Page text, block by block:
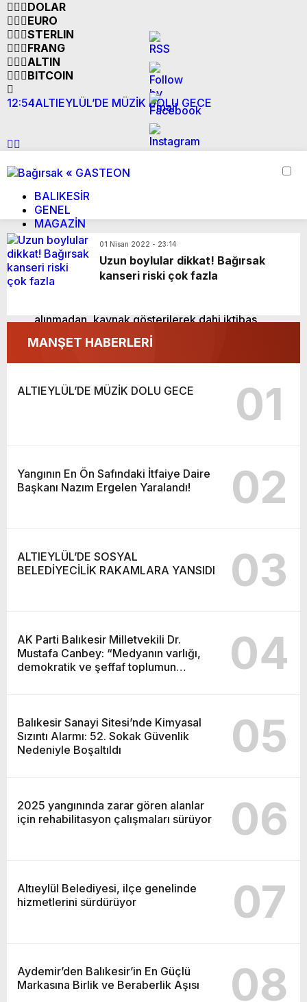
DOLAR
EURO
STERLIN
FRANG
ALTIN
BITCOIN
12:54ALTIEYLÜL’DE MÜZİK DOLU GECE
BALIKESİR
GENEL
MAGAZİN
YAŞAM
SİYASET
EKONOMİ
GİRİŞ YAP
ÜYE OL
alınmadan, kaynak gösterilerek dahi iktibas
edilemez. Kanuna aykırı ve izinsiz olarak
kopyalanamaz, başka yerde yayınlanamaz.
01 Nisan 2022 - 23:14
Uzun boylular dikkat! Bağırsak
kanseri riski çok fazla
MANŞET HABERLERİ
ALTIEYLÜL’DE MÜZİK DOLU GECE 01
Yangının En Ön Safındaki İtfaiye Daire
Başkanı Nazım Ergelen Yaralandı!
02
ALTIEYLÜL’DE SOSYAL
BELEDİYECİLİK RAKAMLARA YANSIDI
03
AK Parti Balıkesir Milletvekili Dr.
Mustafa Canbey: “Medyanın varlığı,
demokratik ve şeffaf toplumun
04
Balıkesir Sanayi Sitesi’nde Kimyasal
Sızıntı Alarmı: 52. Sokak Güvenlik
Nedeniyle Boşaltıldı
05
2025 yangınında zarar gören alanlar
için rehabilitasyon çalışmaları sürüyor
06
Altıeylül Belediyesi, ilçe genelinde
hizmetlerini sürdürüyor
07
Aydemir’den Balıkesir’in En Güçlü
Markasına Birlik ve Beraberlik Aşısı
08